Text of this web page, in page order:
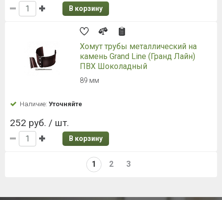
В корзину
Хомут трубы металлический на
камень Grand Line (Гранд Лайн)
ПВХ Шоколадный
89 мм
Наличие: Уточняйте
252 руб. / шт.
В корзину
1 2 3